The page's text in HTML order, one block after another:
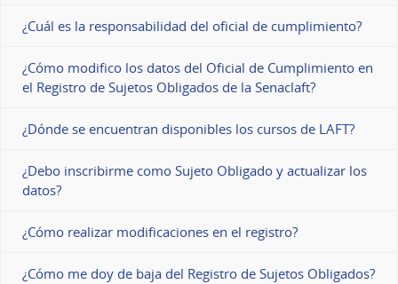
¿Cuál es la responsabilidad del oficial de cumplimiento?
¿Cómo modifico los datos del Oficial de Cumplimiento en
el Registro de Sujetos Obligados de la Senaclaft?
¿Dónde se encuentran disponibles los cursos de LAFT?
¿Debo inscribirme como Sujeto Obligado y actualizar los
datos?
¿Cómo realizar modificaciones en el registro?
¿Cómo me doy de baja del Registro de Sujetos Obligados?